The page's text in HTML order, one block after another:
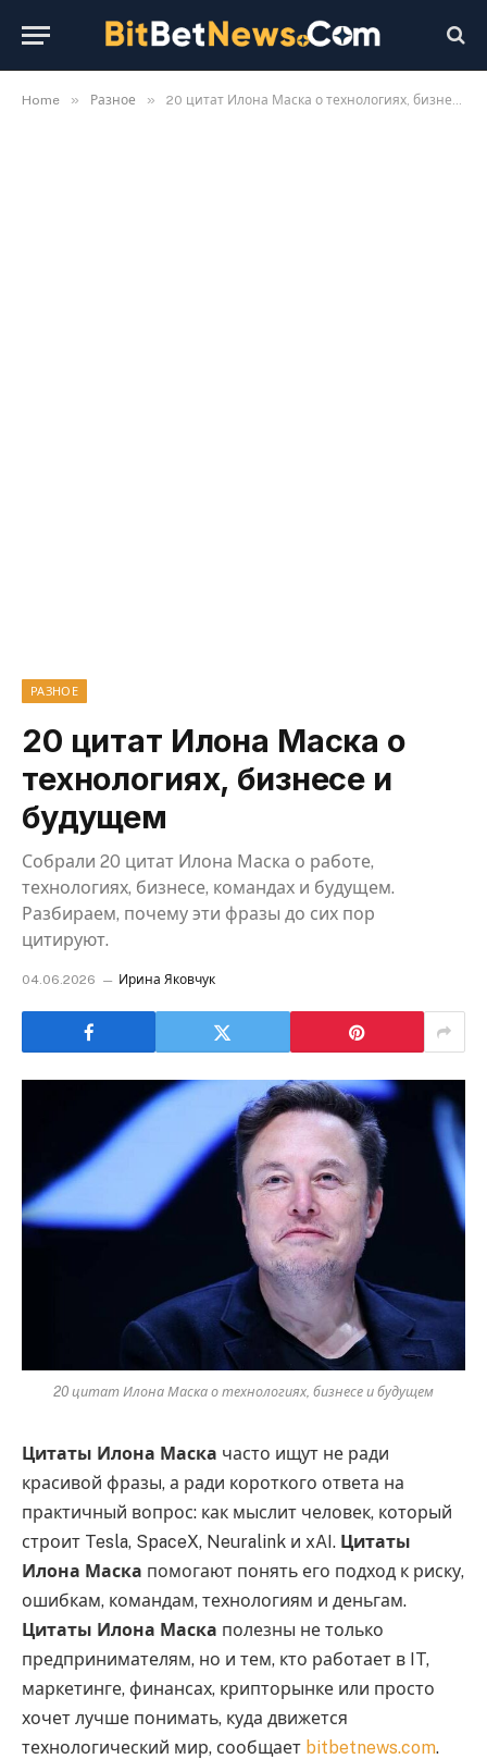
Home » Разное » 20 цитат Илона Маска о технологиях, бизнесе и будущем
РАЗНОЕ
20 цитат Илона Маска о
технологиях, бизнесе и
будущем
Собрали 20 цитат Илона Маска о работе,
технологиях, бизнесе, командах и будущем.
Разбираем, почему эти фразы до сих пор
цитируют.
04.06.2026 Ирина Яковчук
20 цитат Илона Маска о технологиях, бизнесе и будущем
Цитаты Илона Маска часто ищут не ради
красивой фразы, а ради короткого ответа на
практичный вопрос: как мыслит человек, который
строит Tesla, SpaceX, Neuralink и xAI. Цитаты
Илона Маска помогают понять его подход к риску,
ошибкам, командам, технологиям и деньгам.
Цитаты Илона Маска полезны не только
предпринимателям, но и тем, кто работает в IT,
маркетинге, финансах, крипторынке или просто
хочет лучше понимать, куда движется
технологический мир, сообщает bitbetnews.com.